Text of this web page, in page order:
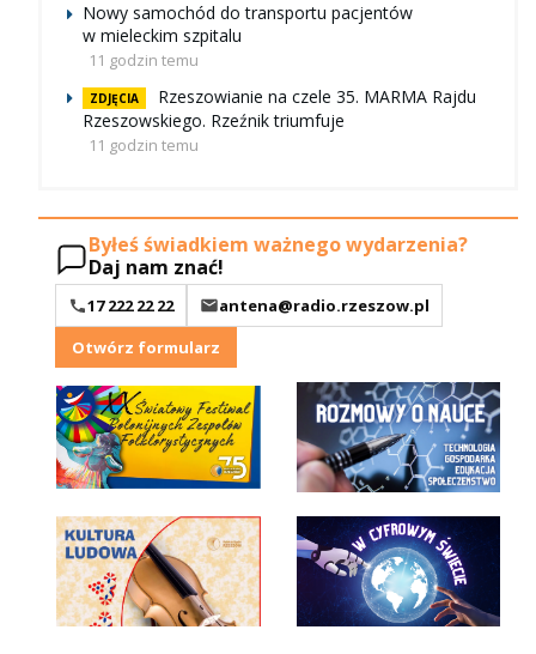
Nowy samochód do transportu pacjentów
w mieleckim szpitalu
11 godzin temu
ZDJĘCIA
Rzeszowianie na czele 35. MARMA Rajdu
Rzeszowskiego. Rzeźnik triumfuje
11 godzin temu
Byłeś świadkiem ważnego wydarzenia?
Daj nam znać!
17 222 22 22
antena@radio.rzeszow.pl
Otwórz formularz